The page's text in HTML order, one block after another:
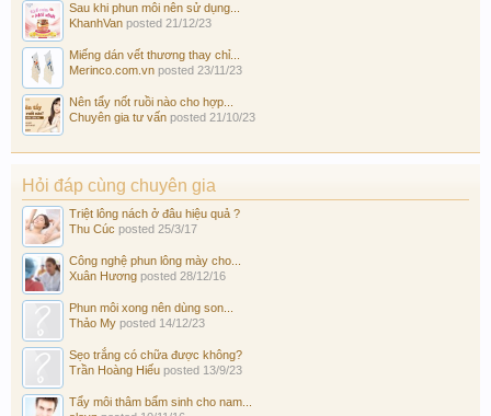
Sau khi phun môi nên sử dụng...
KhanhVan posted 21/12/23
Miếng dán vết thương thay chỉ...
Merinco.com.vn posted 23/11/23
Nên tẩy nốt ruồi nào cho hợp...
Chuyên gia tư vấn posted 21/10/23
Hỏi đáp cùng chuyên gia
Triệt lông nách ở đâu hiệu quả ?
Thu Cúc posted 25/3/17
Công nghệ phun lông mày cho...
Xuân Hương posted 28/12/16
Phun môi xong nên dùng son...
Thảo My posted 14/12/23
Sẹo trắng có chữa được không?
Trần Hoàng Hiếu posted 13/9/23
Tẩy môi thâm bẩm sinh cho nam...